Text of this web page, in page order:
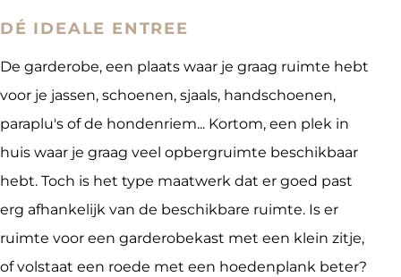
DÉ IDEALE ENTREE
De garderobe, een plaats waar je graag ruimte hebt
voor je jassen, schoenen, sjaals, handschoenen,
paraplu's of de hondenriem... Kortom, een plek in
huis waar je graag veel opbergruimte beschikbaar
hebt. Toch is het type maatwerk dat er goed past
erg afhankelijk van de beschikbare ruimte. Is er
ruimte voor een garderobekast met een klein zitje,
of volstaat een roede met een hoedenplank beter?